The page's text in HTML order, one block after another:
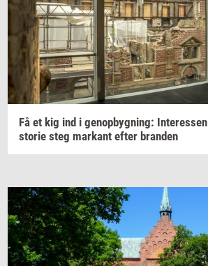
Få et kig ind i genop­byg­ning: In­ter­es­sen
sto­rie steg mar­kant efter bran­den